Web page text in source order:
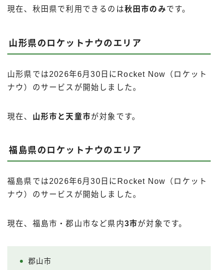
現在、秋田県で利用できるのは秋田市のみです。
山形県のロケットナウのエリア
山形県では2026年6月30日にRocket Now（ロケット
ナウ）のサービスが開始しました。
現在、 山形市と天童市が対象です。
福島県のロケットナウのエリア
福島県では2026年6月30日にRocket Now（ロケット
ナウ）のサービスが開始しました。
現在、福島市・郡山市など県内3市が対象です。
郡山市